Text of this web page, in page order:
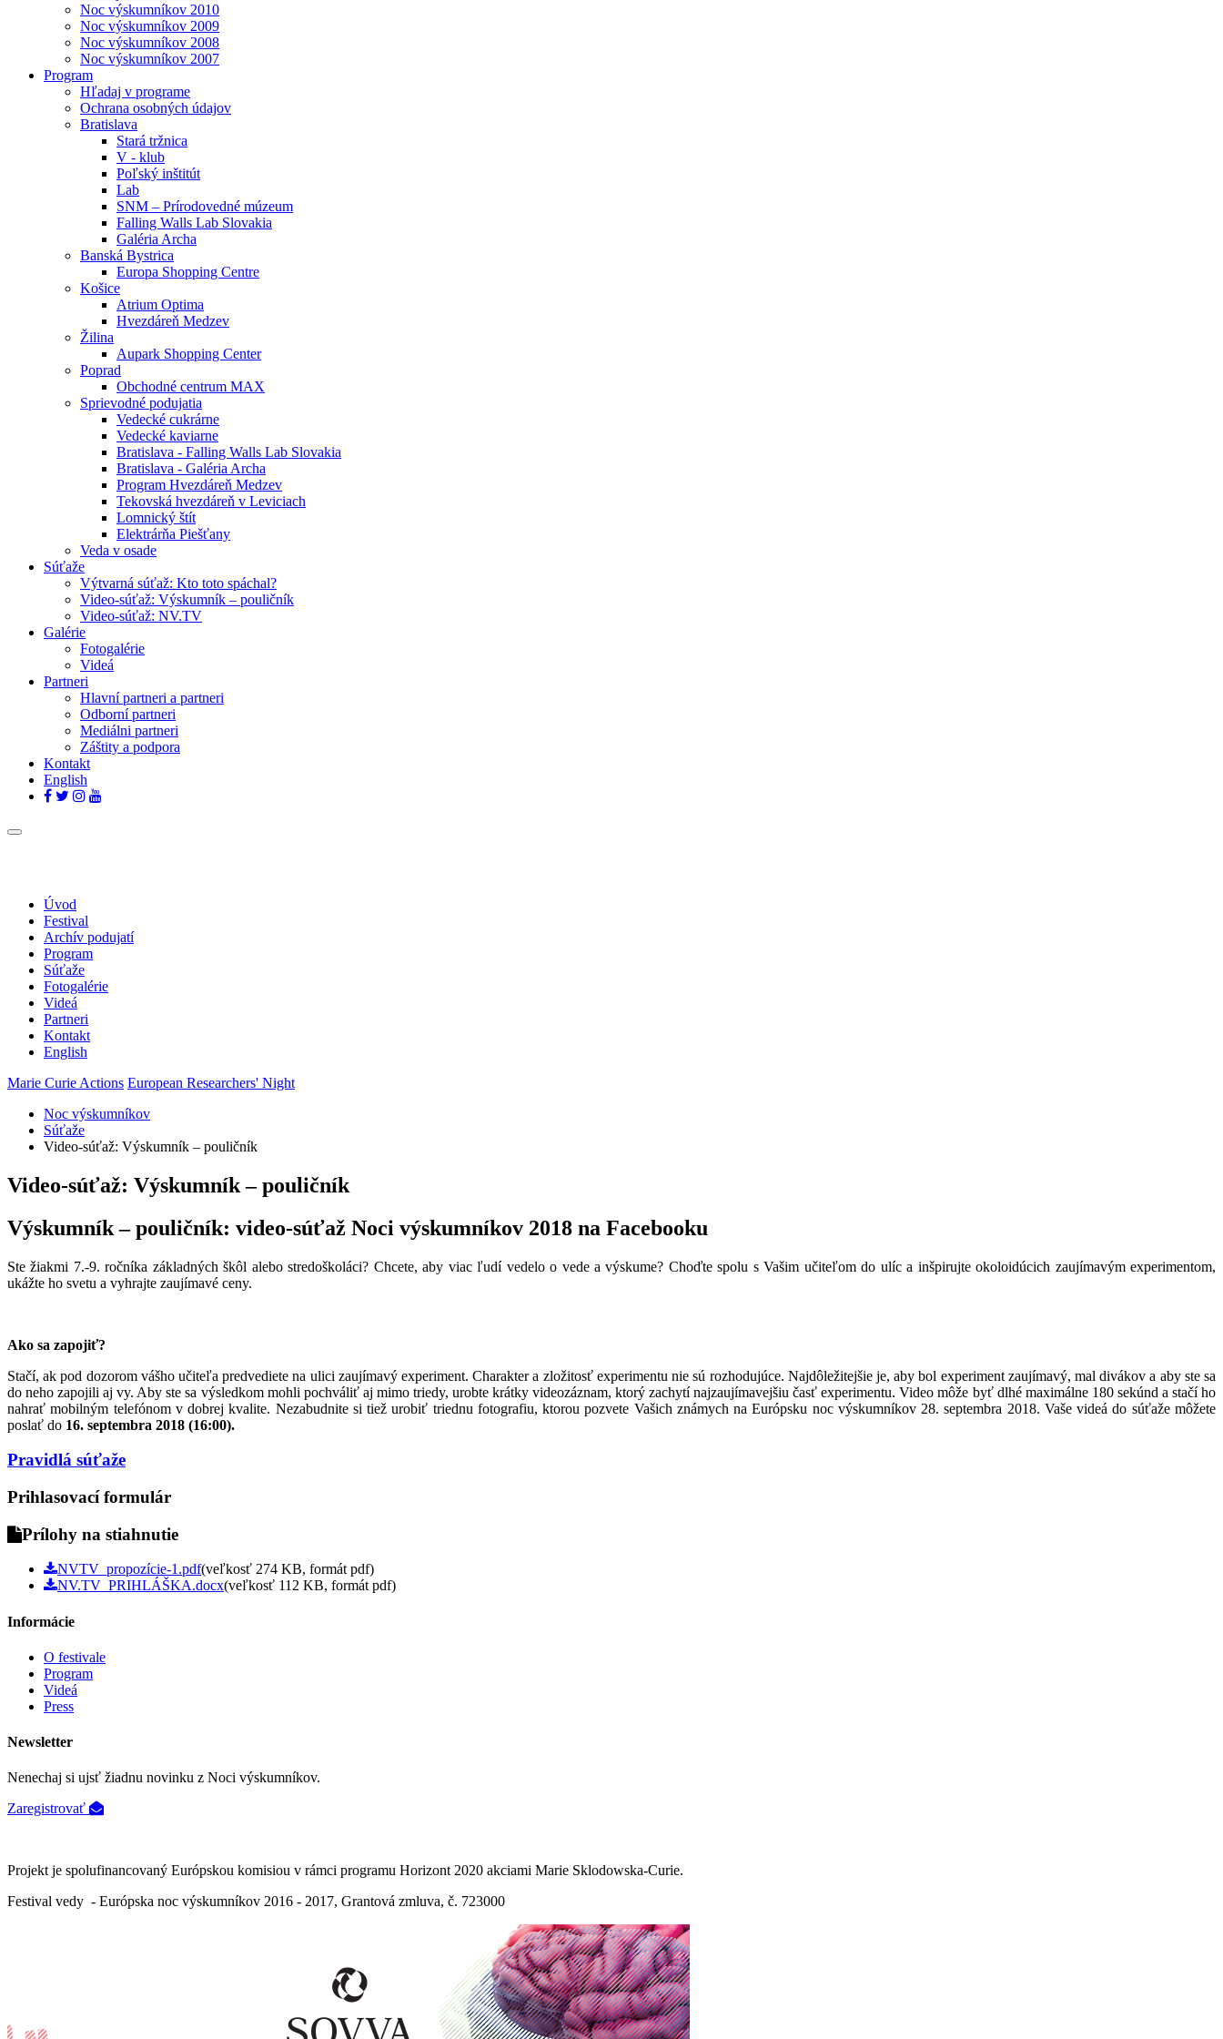
Noc výskumníkov 2010
Noc výskumníkov 2009
Noc výskumníkov 2008
Noc výskumníkov 2007
Program
Hľadaj v programe
Ochrana osobných údajov
Bratislava
Stará tržnica
V - klub
Poľský inštitút
Lab
SNM – Prírodovedné múzeum
Falling Walls Lab Slovakia
Galéria Archa
Banská Bystrica
Europa Shopping Centre
Košice
Atrium Optima
Hvezdáreň Medzev
Žilina
Aupark Shopping Center
Poprad
Obchodné centrum MAX
Sprievodné podujatia
Vedecké cukrárne
Vedecké kaviarne
Bratislava - Falling Walls Lab Slovakia
Bratislava - Galéria Archa
Program Hvezdáreň Medzev
Tekovská hvezdáreň v Leviciach
Lomnický štít
Elektrárňa Piešťany
Veda v osade
Súťaže
Výtvarná súťaž: Kto toto spáchal?
Video-súťaž: Výskumník – pouličník
Video-súťaž: NV.TV
Galérie
Fotogalérie
Videá
Partneri
Hlavní partneri a partneri
Odborní partneri
Mediálni partneri
Záštity a podpora
Kontakt
English
Toggle
Úvod
Festival
Archív podujatí
Program
Súťaže
Fotogalérie
Videá
Partneri
Kontakt
English
Marie Curie Actions European Researchers' Night
Noc výskumníkov
Súťaže
Video-súťaž: Výskumník – pouličník
Video-súťaž: Výskumník – pouličník
Výskumník – pouličník: video-súťaž Noci výskumníkov 2018 na Facebooku
Ste žiakmi 7.-9. ročníka základných škôl alebo stredoškoláci? Chcete, aby viac ľudí vedelo o vede a výskume? Choďte spolu s Vašim učiteľom do ulíc a inšpirujte okoloidúcich zaujímavým experimentom,
ukážte ho svetu a vyhrajte zaujímavé ceny.
Ako sa zapojiť?
Stačí, ak pod dozorom vášho učiteľa predvediete na ulici zaujímavý experiment. Charakter a zložitosť experimentu nie sú rozhodujúce. Najdôležitejšie je, aby bol experiment zaujímavý, mal divákov a aby ste sa
do neho zapojili aj vy. Aby ste sa výsledkom mohli pochváliť aj mimo triedy, urobte krátky videozáznam, ktorý zachytí najzaujímavejšiu časť experimentu. Video môže byť dlhé maximálne 180 sekúnd a stačí ho
nahrať mobilným telefónom v dobrej kvalite. Nezabudnite si tiež urobiť triednu fotografiu, ktorou pozvete Vašich známych na Európsku noc výskumníkov 28. septembra 2018. Vaše videá do súťaže môžete
poslať do 16. septembra 2018 (16:00).
Pravidlá súťaže
Prihlasovací formulár
Prílohy na stiahnutie
NVTV_propozície-1.pdf(veľkosť 274 KB, formát pdf)
NV.TV_PRIHLÁŠKA.docx(veľkosť 112 KB, formát pdf)
Informácie
O festivale
Program
Videá
Press
Newsletter
Nenechaj si ujsť žiadnu novinku z Noci výskumníkov.
Zaregistrovať
Projekt je spolufinancovaný Európskou komisiou v rámci programu Horizont 2020 akciami Marie Sklodowska-Curie.
Festival vedy - Európska noc výskumníkov 2016 - 2017, Grantová zmluva, č. 723000